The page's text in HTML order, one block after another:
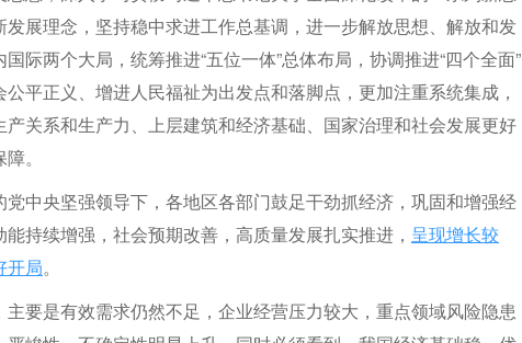
展理念，坚持稳中求进工作总基调，进一步解放思想、解放和发
际两个大局，统筹推进“五位一体”总体布局，协调推进“四个全面”
平正义、增进人民福祉为出发点和落脚点，更加注重系统集成，
关系和生产力、上层建筑和经济基础、国家治理和社会发展更好
。
中央坚强领导下，各地区各部门鼓足干劲抓经济，巩固和增强经
持续增强，社会预期改善，高质量发展扎实推进， 呈现增长较
开局。
要是有效需求仍然不足，企业经营压力较大，重点领域风险隐患